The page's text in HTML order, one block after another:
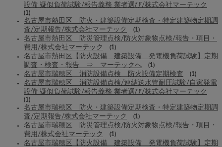
設備 疑似負荷試験/報告義務 業者選び/株式会社マーテック
(1)
名古屋市熱田区 防火・建築設備定期検査・特定建築物定期調
査/定期報告/株式会社マーテック
(1)
名古屋市熱田区 防災管理点検/防火対象物点検/報告・項目・
費用/株式会社マーテック
(1)
名古屋市熱田区【防火設備 建築設備 発電機負荷試験】定期
調査・検査・報告 ⇒ マーテックへ
(1)
名古屋市瑞穂区 消防設備点検 防火設備定期検査 (1)
名古屋市瑞穂区 消防設備点検/連結送水管耐圧試験/自家発電
設備 疑似負荷試験/報告義務 業者選び/株式会社マーテック
(1)
名古屋市瑞穂区 防火・建築設備定期検査・特定建築物定期調
査/定期報告/株式会社マーテック
(1)
名古屋市瑞穂区 防災管理点検/防火対象物点検/報告・項目・
費用/株式会社マーテック
(1)
名古屋市瑞穂区【防火設備 建築設備 発電機負荷試験】定期